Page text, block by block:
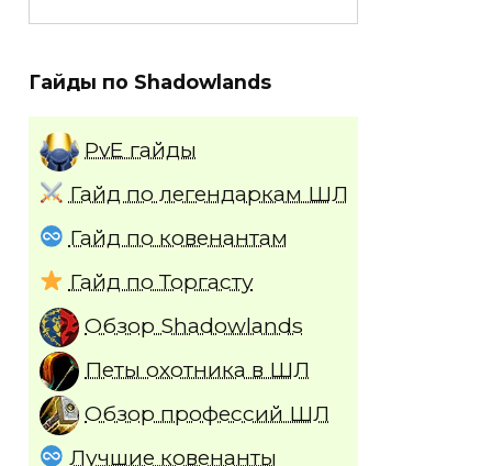
Гайды по Shadowlands
PvE гайды
Гайд по легендаркам ШЛ
Гайд по ковенантам
Гайд по Торгасту
Обзор Shadowlands
Петы охотника в ШЛ
Обзор профессий ШЛ
Лучшие ковенанты